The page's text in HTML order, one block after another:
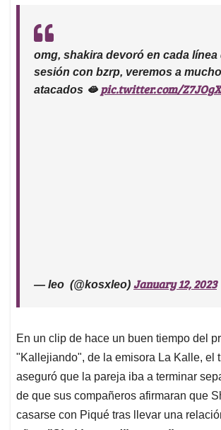
omg, shakira devoró en cada línea
sesión con bzrp, veremos a
atacados 🫦 pic.twitter.com/
— leo ‎ (@kosxleo) January 12, 2023
En un clip de hace un buen tiempo del
"Kallejiando", de la emisora La Kalle, el
aseguró que la pareja iba a terminar
de que sus compañeros afirmaran que
casarse con Piqué tras llevar una